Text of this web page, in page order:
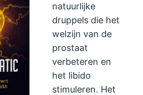
natuurlijke
druppels die het
welzijn van de
prostaat
verbeteren en
het libido
stimuleren. Het